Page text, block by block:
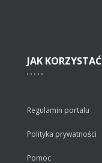
JAK KORZYSTAĆ
Regulamin portalu
Polityka prywatności
Pomoc